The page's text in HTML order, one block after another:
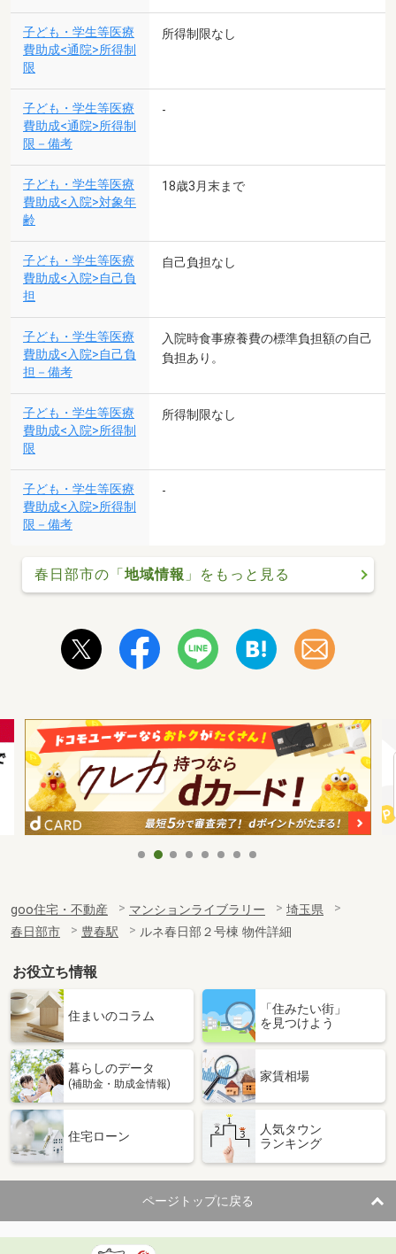
子ども・学生等医療
費助成<通院>所得制
限
所得制限なし
子ども・学生等医療
費助成<通院>所得制
限－備考
-
子ども・学生等医療
費助成<入院>対象年
齢
18歳3月末まで
子ども・学生等医療
費助成<入院>自己負
担
自己負担なし
子ども・学生等医療
費助成<入院>自己負
担－備考
入院時食事療養費の標準負担額の自己
負担あり。
子ども・学生等医療
費助成<入院>所得制
限
所得制限なし
子ども・学生等医療
費助成<入院>所得制
限－備考
-
春日部市の「 地域情報 」をもっと見る
goo住宅・不動産 マンションライブラリー
埼玉県
春日部市
豊春駅 ルネ春日部２号棟 物件詳細
お役立ち情報
住まいのコラム
「住みたい街」
を見つけよう
暮らしのデータ
(補助金・助成金情報)
家賃相場
住宅ローン
人気タウン
ランキング
ページトップに戻る